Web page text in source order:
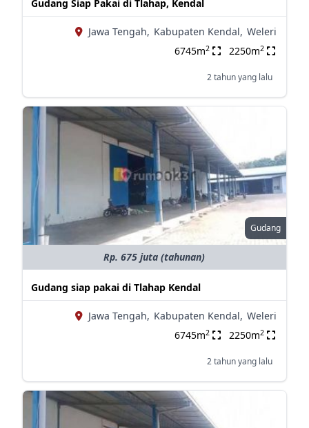
Gudang Siap Pakai di Tlahap, Kendal
Jawa Tengah, Kabupaten Kendal, Weleri
6745m2 2250m2
2 tahun yang lalu
Gudang
Rp. 675 juta (tahunan)
Gudang siap pakai di Tlahap Kendal
Jawa Tengah, Kabupaten Kendal, Weleri
6745m2 2250m2
2 tahun yang lalu